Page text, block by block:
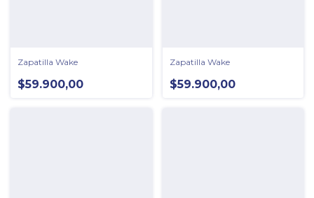
Zapatilla Wake
$59.900,00
Zapatilla Wake
$59.900,00